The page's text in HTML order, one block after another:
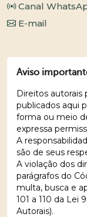
Canal
E-mail
Aviso
Direitos
publicados aqui
forma ou meio
expressa
A
são de seus
A violação dos
parágrafos do
multa, busca e
101 a 110 da Lei
Autorais).